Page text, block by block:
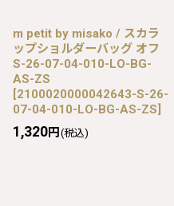
m petit by misako / スカラ
ップショルダーバッグ オフ
S-26-07-04-010-LO-BG-
AS-ZS
[2100020000042643-S-26-
07-04-010-LO-BG-AS-ZS]
1,320円 (税込)